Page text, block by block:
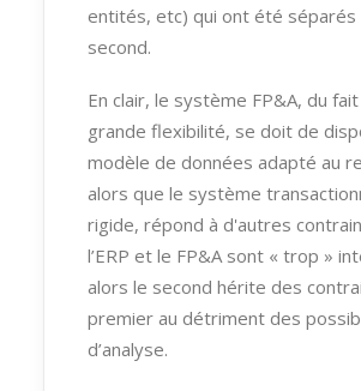
entités, etc) qui ont été séparés
second.
En clair, le système FP&A, du
grande flexibilité, se doit de
modèle de données adapté au
alors que le système
rigide, répond à d'autres
l’ERP et le FP&A sont « trop »
alors le second hérite des
premier au détriment des
d’analyse.